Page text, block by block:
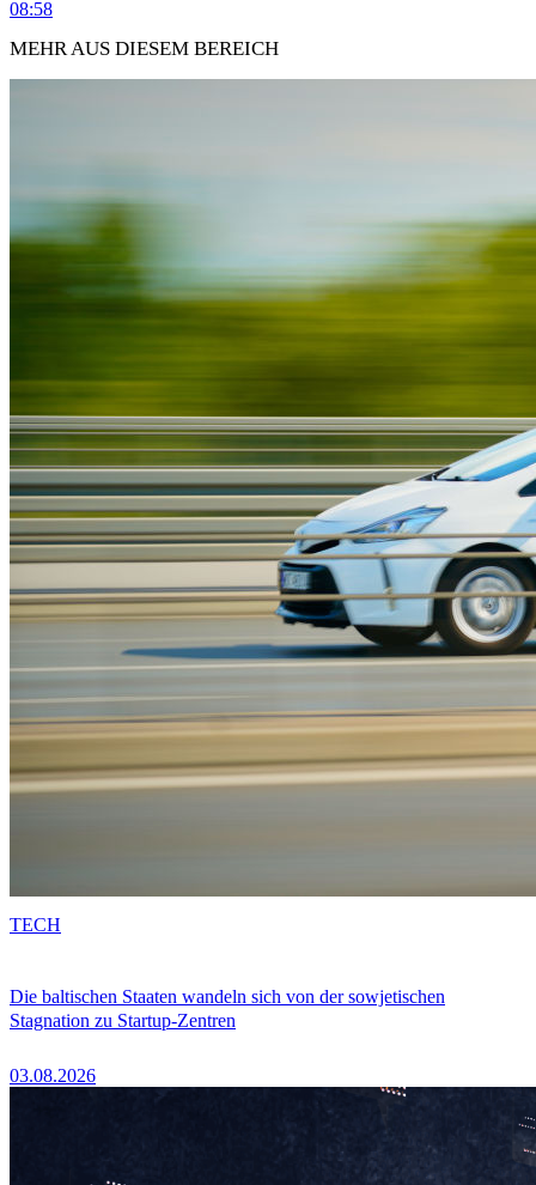
08:58
MEHR AUS DIESEM BEREICH
Die baltischen Staaten wandeln sich von der sowjetischen
Stagnation zu Startup-Zentren
03.08.2026
TECH